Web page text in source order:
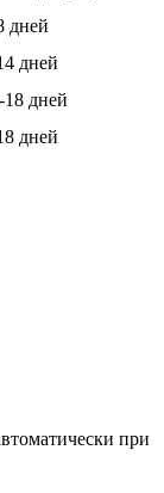
дней
дней
18 дней
дней
при